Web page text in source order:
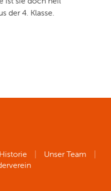
der 4. Klasse.
Historie
Unser Team